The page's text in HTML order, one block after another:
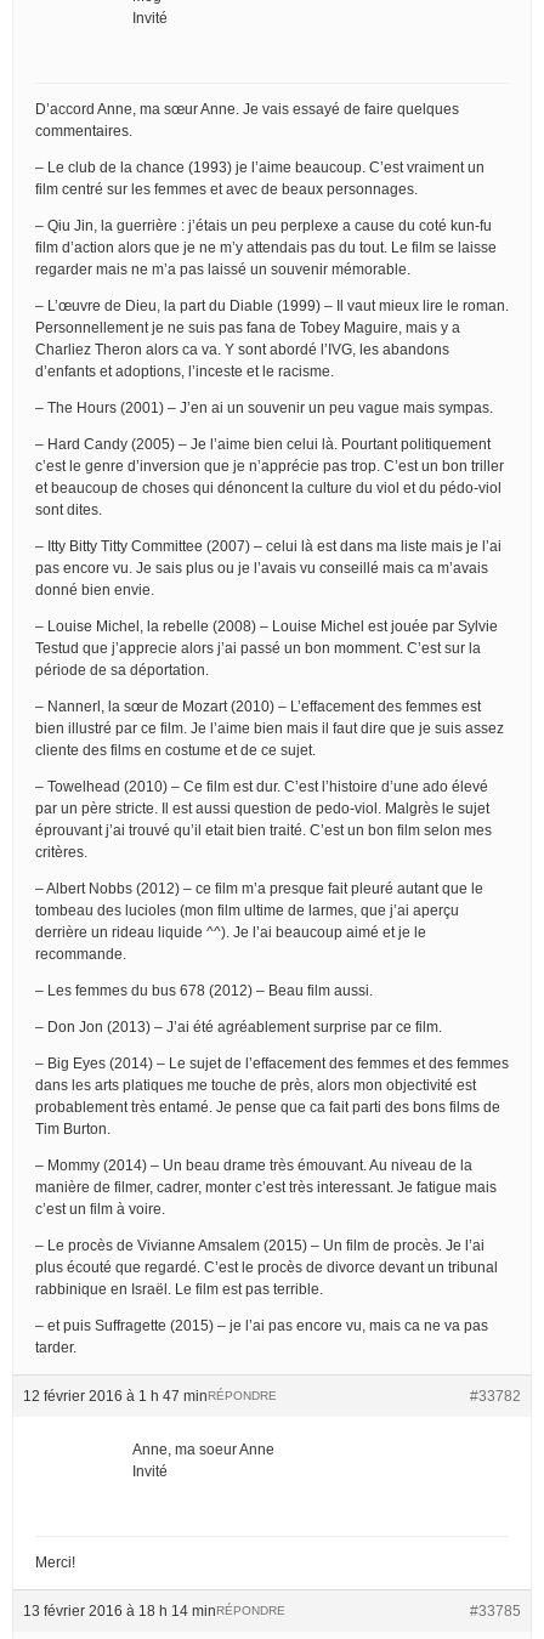
Invité
D’accord Anne, ma sœur Anne. Je vais essayé de faire quelques
commentaires.
– Le club de la chance (1993) je l’aime beaucoup. C’est vraiment un
film centré sur les femmes et avec de beaux personnages.
– Qiu Jin, la guerrière : j’étais un peu perplexe a cause du coté kun-fu
film d’action alors que je ne m’y attendais pas du tout. Le film se laisse
regarder mais ne m’a pas laissé un souvenir mémorable.
– L’œuvre de Dieu, la part du Diable (1999) – Il vaut mieux lire le roman.
Personnellement je ne suis pas fana de Tobey Maguire, mais y a
Charliez Theron alors ca va. Y sont abordé l’IVG, les abandons
d’enfants et adoptions, l’inceste et le racisme.
– The Hours (2001) – J’en ai un souvenir un peu vague mais sympas.
– Hard Candy (2005) – Je l’aime bien celui là. Pourtant politiquement
c’est le genre d’inversion que je n’apprécie pas trop. C’est un bon triller
et beaucoup de choses qui dénoncent la culture du viol et du pédo-viol
sont dites.
– Itty Bitty Titty Committee (2007) – celui là est dans ma liste mais je l’ai
pas encore vu. Je sais plus ou je l’avais vu conseillé mais ca m’avais
donné bien envie.
– Louise Michel, la rebelle (2008) – Louise Michel est jouée par Sylvie
Testud que j’apprecie alors j’ai passé un bon momment. C’est sur la
période de sa déportation.
– Nannerl, la sœur de Mozart (2010) – L’effacement des femmes est
bien illustré par ce film. Je l’aime bien mais il faut dire que je suis assez
cliente des films en costume et de ce sujet.
– Towelhead (2010) – Ce film est dur. C’est l’histoire d’une ado élevé
par un père stricte. Il est aussi question de pedo-viol. Malgrès le sujet
éprouvant j’ai trouvé qu’il etait bien traité. C’est un bon film selon mes
critères.
– Albert Nobbs (2012) – ce film m’a presque fait pleuré autant que le
tombeau des lucioles (mon film ultime de larmes, que j’ai aperçu
derrière un rideau liquide ^^). Je l’ai beaucoup aimé et je le
recommande.
– Les femmes du bus 678 (2012) – Beau film aussi.
– Don Jon (2013) – J’ai été agréablement surprise par ce film.
– Big Eyes (2014) – Le sujet de l’effacement des femmes et des femmes
dans les arts platiques me touche de près, alors mon objectivité est
probablement très entamé. Je pense que ca fait parti des bons films de
Tim Burton.
– Mommy (2014) – Un beau drame très émouvant. Au niveau de la
manière de filmer, cadrer, monter c’est très interessant. Je fatigue mais
c’est un film à voire.
– Le procès de Vivianne Amsalem (2015) – Un film de procès. Je l’ai
plus écouté que regardé. C’est le procès de divorce devant un tribunal
rabbinique en Israël. Le film est pas terrible.
– et puis Suffragette (2015) – je l’ai pas encore vu, mais ca ne va pas
tarder.
12 février 2016 à 1 h 47 min #33782
RÉPONDRE
Anne, ma soeur Anne
Invité
Merci!
13 février 2016 à 18 h 14 min #33785
RÉPONDRE